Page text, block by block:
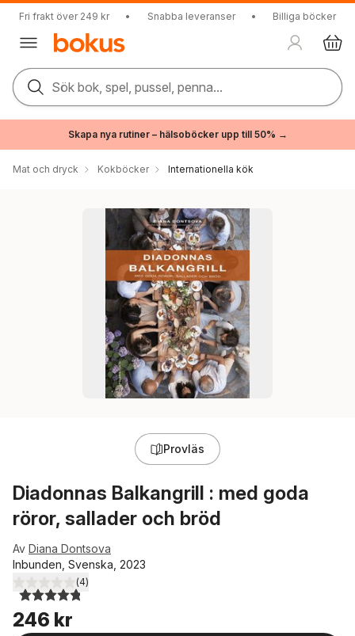
Fri frakt över 249 kr • Snabba leveranser • Billiga böcker
Sök bok, spel, pussel, penna...
Skapa nya rutiner – hälsoböcker upp till 50% →
Mat och dryck Kokböcker Internationella kök
Provläs
Diadonnas Balkangrill : med goda
röror, sallader och bröd
Av Diana Dontsova
Inbunden, Svenska, 2023
4,8utav 5 stjärnor. Totalt antal röster:
(4)
246 kr